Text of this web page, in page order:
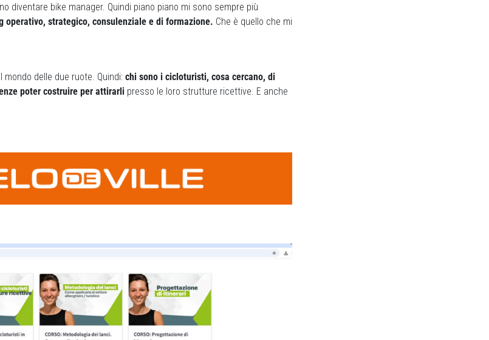
diventare bike manager. Quindi piano piano mi sono sempre più
operativo, strategico, consulenziale e di formazione. Che è quello che mi
delle due ruote. Quindi: chi sono i cicloturisti, cosa cercano, di
poter costruire per attirarli presso le loro strutture ricettive. E anche